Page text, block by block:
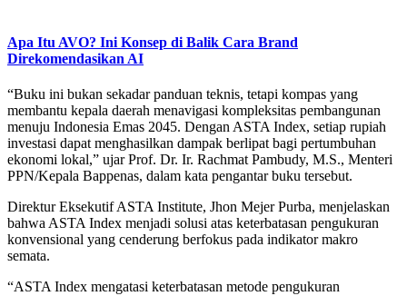
Apa Itu AVO? Ini Konsep di Balik Cara Brand
Direkomendasikan AI
“Buku ini bukan sekadar panduan teknis, tetapi kompas yang
membantu kepala daerah menavigasi kompleksitas pembangunan
menuju Indonesia Emas 2045. Dengan ASTA Index, setiap rupiah
investasi dapat menghasilkan dampak berlipat bagi pertumbuhan
ekonomi lokal,” ujar Prof. Dr. Ir. Rachmat Pambudy, M.S., Menteri
PPN/Kepala Bappenas, dalam kata pengantar buku tersebut.
Direktur Eksekutif ASTA Institute, Jhon Mejer Purba, menjelaskan
bahwa ASTA Index menjadi solusi atas keterbatasan pengukuran
konvensional yang cenderung berfokus pada indikator makro
semata.
“ASTA Index mengatasi keterbatasan metode pengukuran